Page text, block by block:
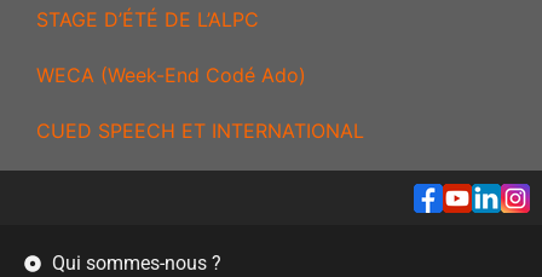
STAGE D’ÉTÉ DE L’ALPC
WECA (Week-End Codé Ado)
CUED SPEECH ET INTERNATIONAL
Qui sommes-nous ?